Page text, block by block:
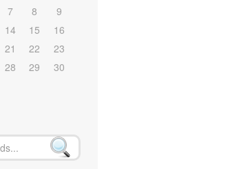
7 8
9
14 15
16
21 22
23
28 29
30